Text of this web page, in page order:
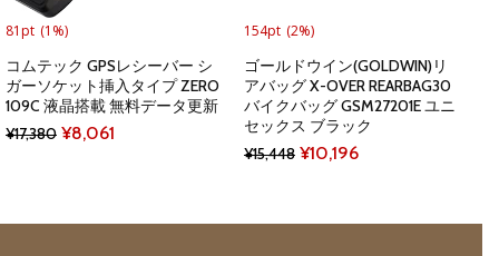
81pt (1%)
コムテック GPSレシーバー シ
ガーソケット挿入タイプ ZERO
109C 液晶搭載 無料データ更新
¥17,380 Original
¥17,380.
¥8,061
¥8,061.
154pt (2%)
ゴールドウイン(GOLDWIN)リ
アバッグ X-OVER REARBAG30
バイクバッグ GSM27201E ユニ
セックス ブラック
¥15,448 Original
¥10,196Current